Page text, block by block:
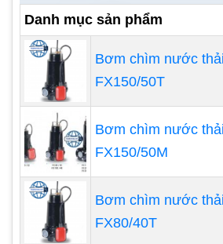
Danh mục sản phẩm
Bơm chìm nước
FX150/50T
Bơm chìm nước
FX150/50M
Bơm chìm nước
FX80/40T